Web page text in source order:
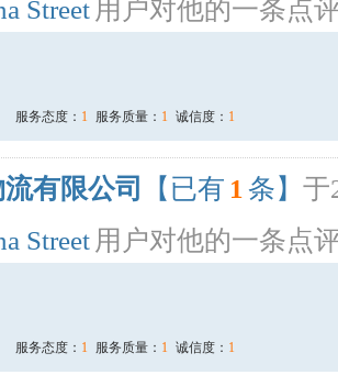
Street 用户对他的一条点
服务态度： 1 服务质量： 1 诚信度： 1
有限公司 【已有 1 条】 于
Street 用户对他的一条点
服务态度： 1 服务质量： 1 诚信度： 1